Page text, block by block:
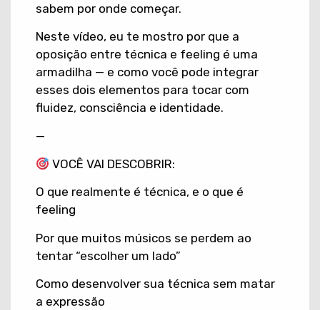
sabem por onde começar.
Neste vídeo, eu te mostro por que a
oposição entre técnica e feeling é uma
armadilha — e como você pode integrar
esses dois elementos para tocar com
fluidez, consciência e identidade.
—
VOCÊ VAI DESCOBRIR:
O que realmente é técnica, e o que é
feeling
Por que muitos músicos se perdem ao
tentar “escolher um lado”
Como desenvolver sua técnica sem matar
a expressão